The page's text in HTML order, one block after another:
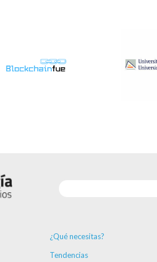
¿Qué necesitas?
Tendencias